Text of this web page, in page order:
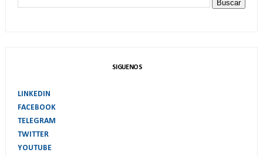
SIGUENOS
LINKEDIN
FACEBOOK
TELEGRAM
TWITTER
YOUTUBE